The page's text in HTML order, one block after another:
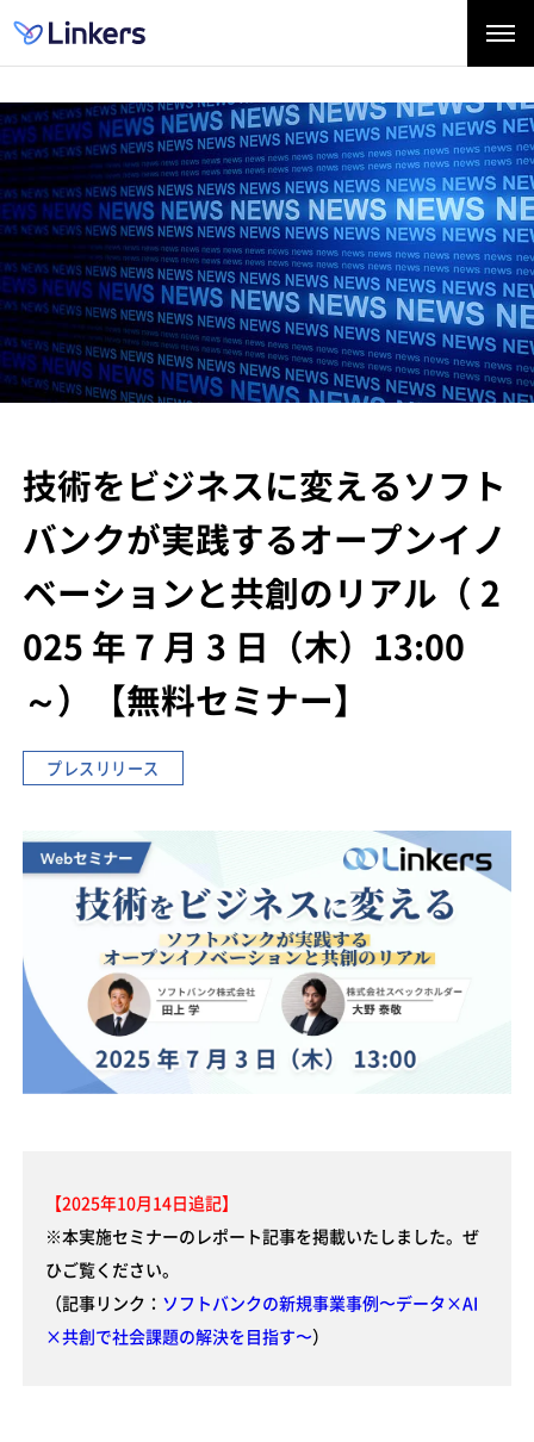
技術をビジネスに変える ソフト
バンクが実践するオープンイノ
ベーションと共創のリアル （ 2
025 年 7 月 3 日（木）13:00
～）
【無料セミナー】
プレスリリース
【2025年10月14日追記】
※本実施セミナーのレポート記事を掲載いたしました。ぜ
ひご覧ください。
（記事リンク： ソフトバンクの新規事業事例〜データ×AI
×共創で社会課題の解決を目指す〜）